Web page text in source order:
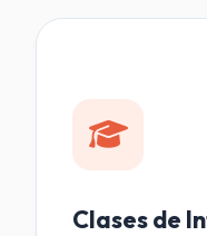
Clases de